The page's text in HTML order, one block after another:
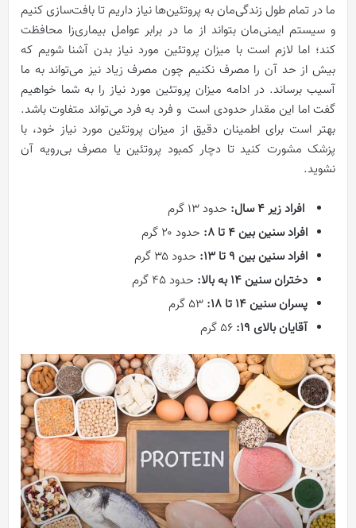
ما در تمام طول زندگی‌مان به پروتئین‌ها نیاز داریم تا بافت‌سازی کنیم
و سیستم ایمنی‌مان بتواند از ما در برابر عوامل بیماری‌زا محافظت
کند؛ اما لازم است با میزان پروتئین مورد نیاز بدن آشنا شویم که
بیش از حد آن را مصرف نکنیم چون مصرف زیاد نیز می‌تواند به ما
آسیب برساند. در ادامه میزان پروتئین مورد نیاز را به شما خواهیم
گفت اما این مقدار حدودی است و فرد به فرد می‌تواند متفاوت باشد.
بهتر است برای اطمینان دقیق از میزان پروتئین مورد نیاز خود، با
پزشک مشورت کنید تا دچار کمبود پروتئین یا مصرف بی‌رویه آن
نشوید.
افراد زیر ۴ سال:
حدود ۱۳ گرم
افراد سنین بین ۴ تا ۸:
حدود ۲۰ گرم
افراد سنین بین ۹ تا ۱۳:
حدود ۳۵ گرم
دختران سنین ۱۴ به بالا:
حدود ۴۵ گرم
پسران سنین ۱۴ تا ۱۸:
آقایان بالای ۱۹:
۵۶ گرم